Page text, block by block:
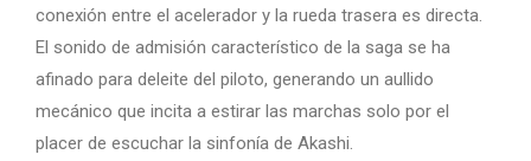
conexión entre el acelerador y la rueda trasera es directa.
El sonido de admisión característico de la saga se ha
afinado para deleite del piloto, generando un aullido
mecánico que incita a estirar las marchas solo por el
placer de escuchar la sinfonía de Akashi.